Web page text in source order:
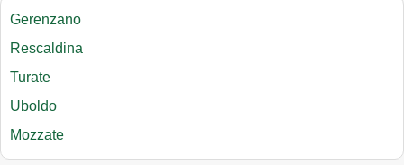
Gerenzano
Rescaldina
Turate
Uboldo
Mozzate